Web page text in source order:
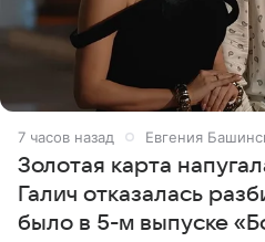
7 часов назад Евгения
Золотая карта
Галич отказалась
было в 5-м выпуске